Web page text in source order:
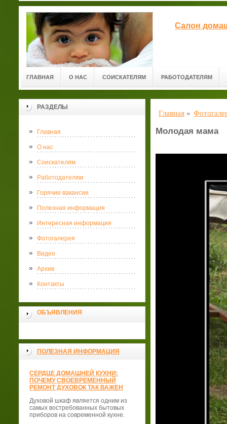
Салон
ГЛАВНАЯ О НАС СОИСКАТЕЛЯМ РАБОТОДАТЕЛЯМ
РАЗДЕЛЫ
Главная
О нас
Соискателям
Работодателям
Горячие вакансии
Полезная информация
Интересная информация
Фотогалерея
Видео
Архив
Контакты
ОБЪЯВЛЕНИЯ
ПОЛЕЗНАЯ ИНФОРМАЦИЯ
СЕРДЦЕ ДОМАШНЕЙ КУХНИ:
ПОЧЕМУ СВОЕВРЕМЕННЫЙ
РЕМОНТ ДУХОВОК ТАК ВАЖЕН
Духовой шкаф является одним из
самых востребованных бытовых
приборов на современной кухне.
Главная »
Молодая мама